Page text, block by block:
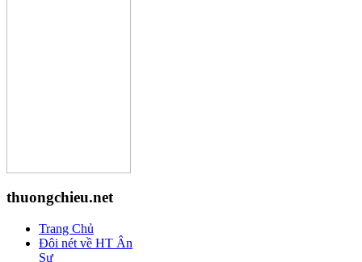
thuongchieu.net
Trang Chủ
Đôi nét về HT Ân
Sư